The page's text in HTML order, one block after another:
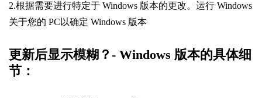
2.根据需要进行特定于 Windows 版本的更改。运行 Windows
关于您的 PC以确定 Windows 版本
更新后显示模糊？- Windows 版本的具体细
节：